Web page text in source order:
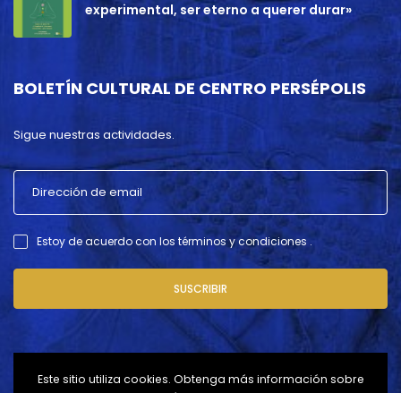
experimental, ser eterno a querer durar»
BOLETÍN CULTURAL DE CENTRO PERSÉPOLIS
Sigue nuestras actividades.
Estoy de acuerdo con los términos y condiciones .
SUSCRIBIR
Este sitio utiliza cookies. Obtenga más información sobre